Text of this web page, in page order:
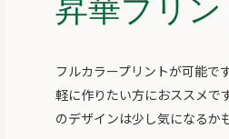
昇華プリ
フルカラープリントが可能で
軽に作りたい方におススメで
のデザインは少し気になるか